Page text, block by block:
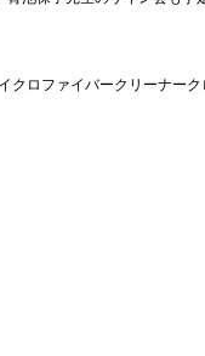
クロファイバークリーナーク